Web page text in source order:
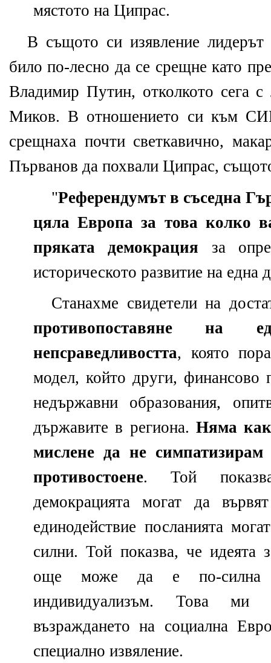
мястото на Ципрас.
В същото си изявление
било по-лесно да се срещне като
Владимир Путин, отколкотo сега
Миков. В отношението си към
срещнаха почти светкавично,
Първанов да похвали Ципрас,
"Референдумът в съседна
цяла Европа за това колко
пряката демокрация за
историческото развитие на една
Станахме свидетели на
противопоставяне на
непсраведливостта, която
модел, който други,
недържавни образования,
държавите в региона.Няма
мислене да не
противостоене. Той
демокрацията могат да
единодействие посланията
силни. Той показва, че идеята
още може да е по-силна
индивидуализъм. Това ми
възраждането на социална
специално извяление.